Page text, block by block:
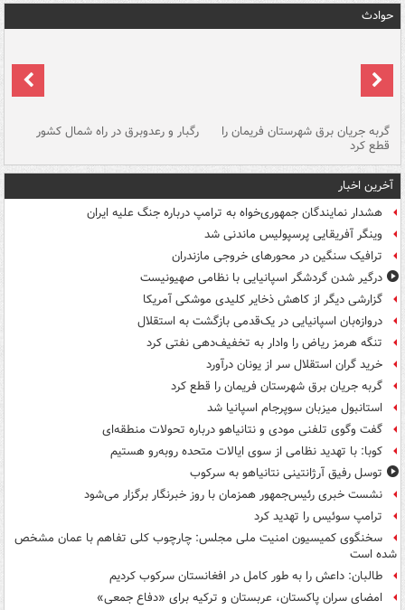
حوادث
گربه جریان برق شهرستان فریمان را
قطع کرد
رگبار و رعدوبرق در راه شمال کشور
آخرین اخبار
هشدار نمایندگان جمهوری‌خواه به ترامپ درباره جنگ علیه ایران
وینگر آفریقایی پرسپولیس ماندنی شد
ترافیک سنگین در محورهای خروجی مازندران
درگیر شدن گردشگر اسپانیایی با نظامی صهیونیست
گزارشی دیگر از کاهش ذخایر کلیدی موشکی آمریکا
دروازه‌بان اسپانیایی در یک‌قدمی بازگشت به استقلال
تنگه هرمز ریاض را وادار به تخفیف‌دهی نفتی کرد
خرید گران استقلال سر از یونان درآورد
گربه جریان برق شهرستان فریمان را قطع کرد
استانبول میزبان سوپرجام اسپانیا شد
گفت وگوی تلفنی مودی و نتانیاهو درباره تحولات منطقه‌ای
کوبا: با تهدید نظامی از سوی ایالات متحده روبه‌رو هستیم
توسل رفیق آرژانتینی نتانیاهو به سرکوب
نشست خبری رئیس‌جمهور همزمان با روز خبرنگار برگزار می‌شود
ترامپ سوئیس را تهدید کرد
سخنگوی کمیسیون امنیت ملی مجلس: چارچوب کلی تفاهم با عمان مشخص
شده است
طالبان: داعش را به طور کامل در افغانستان سرکوب کردیم
امضای سران پاکستان، عربستان و ترکیه برای «دفاع جمعی»